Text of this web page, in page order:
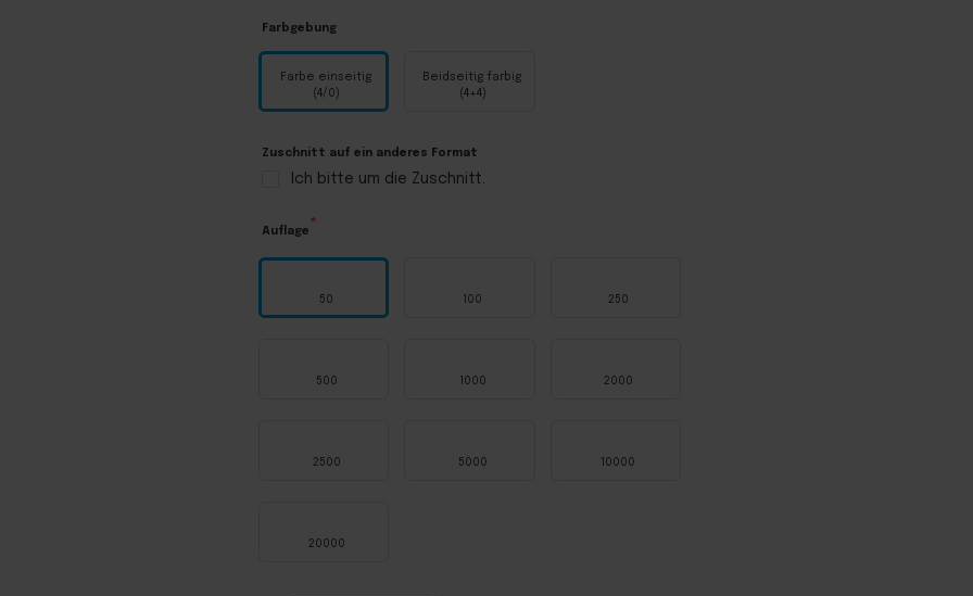
Farbgebung
Farbe einseitig
(4/0)
Beidseitig farbig
(4+4)
Zuschnitt auf ein anderes Format
Ich bitte um die Zuschnitt.
Auflage
50 100 250
500 1000 2000
2500 5000 10000
20000